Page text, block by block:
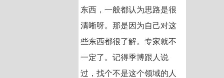
东西，一般都认为思路是很
清晰呀。那是因为自己对这
些东西都很了解。专家就不
一定了。记得季博跟人说
过，找个不是这个领域的人